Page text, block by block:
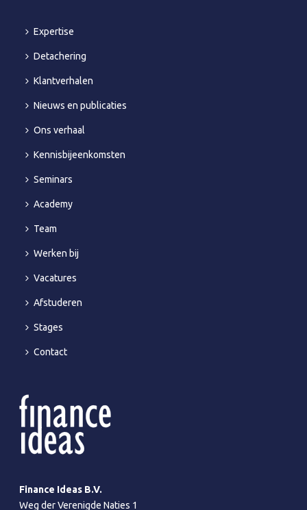
Expertise
Detachering
Klantverhalen
Nieuws en publicaties
Ons verhaal
Kennisbijeenkomsten
Seminars
Academy
Team
Werken bij
Vacatures
Afstuderen
Stages
Contact
Finance Ideas B.V.
Weg der Verenigde Naties 1